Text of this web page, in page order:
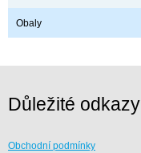
Obaly
Důležité odkazy
Obchodní podmínky